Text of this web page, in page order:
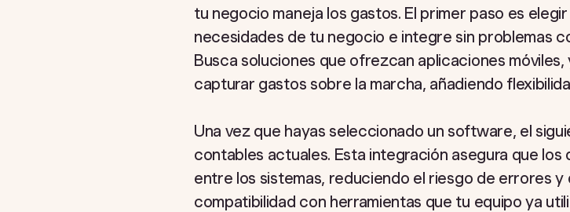
tu negocio maneja los gastos. El primer paso es
necesidades de tu negocio e integre sin problemas
Busca soluciones que ofrezcan aplicaciones
capturar gastos sobre la marcha, añadiendo
Una vez que hayas seleccionado un software, el
contables actuales. Esta integración asegura que
entre los sistemas, reduciendo el riesgo de errores
compatibilidad con herramientas que tu equipo ya